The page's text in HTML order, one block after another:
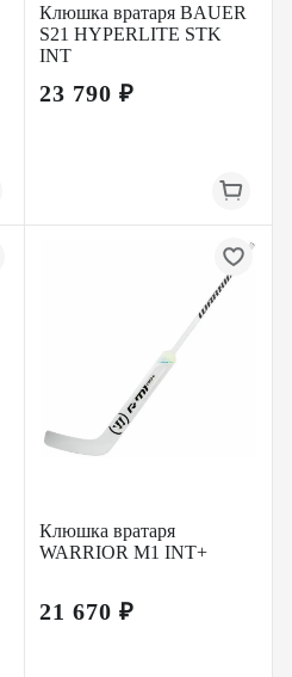
Клюшка вратаря BAUER
S21 HYPERLITE STK
INT
23 790 ₽
Клюшка вратаря
WARRIOR M1 INT+
21 670 ₽